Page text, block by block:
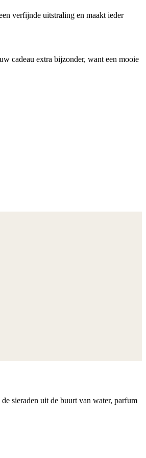
verfijnde uitstraling en maakt ieder
cadeau extra bijzonder, want een mooie
sieraden uit de buurt van water, parfum